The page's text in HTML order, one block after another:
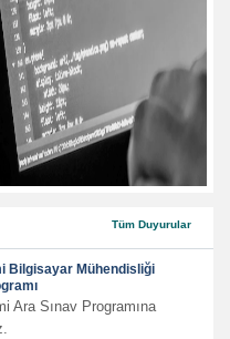
Tüm Duyurular
Bilgisayar Mühendisliği
Ara Sınav Programına